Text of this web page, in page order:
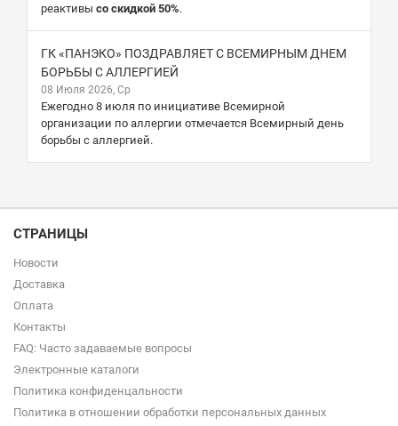
реактивы со скидкой 50%.
ГК «ПАНЭКО» ПОЗДРАВЛЯЕТ С ВСЕМИРНЫМ ДНЕМ
БОРЬБЫ С АЛЛЕРГИЕЙ
08 Июля 2026, Ср
Ежегодно 8 июля по инициативе Всемирной
организации по аллергии отмечается Всемирный день
борьбы с аллергией.
СТРАНИЦЫ
Новости
Доставка
Оплата
Контакты
FAQ: Часто задаваемые вопросы
Электронные каталоги
Политика конфиденцальности
Политика в отношении обработки персональных данных